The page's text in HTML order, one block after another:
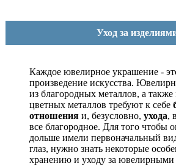
Уход за
Каждое ювелирное украшение -
произведение искусства.
из благородных металлов, а также
цветных металлов требуют к себе
отношения и, безусловно, ухода,
все благородное. Для того чтобы
дольше имели первоначальный
глаз, нужно знать некоторые
хранению и уходу за ювелирными